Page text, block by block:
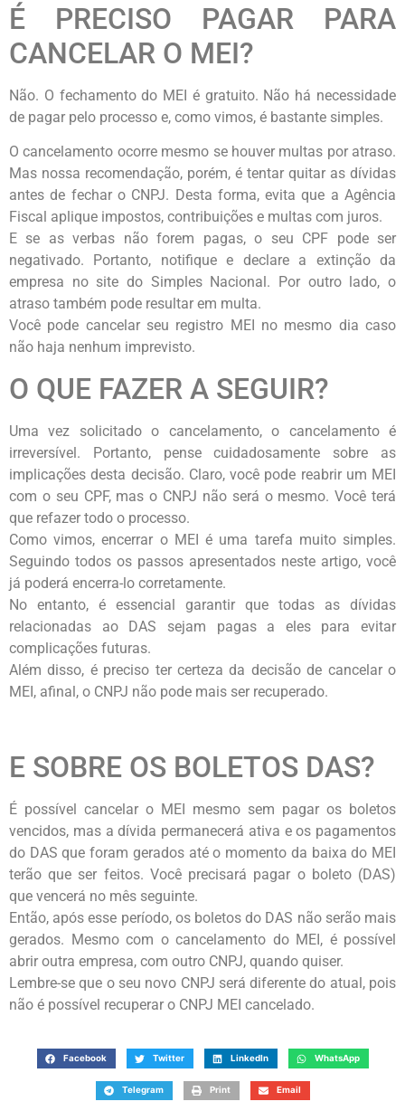
É PRECISO PAGAR PARA
CANCELAR O MEI?
Não. O fechamento do MEI é gratuito. Não há necessidade
de pagar pelo processo e, como vimos, é bastante simples.
O cancelamento ocorre mesmo se houver multas por atraso.
Mas nossa recomendação, porém, é tentar quitar as dívidas
antes de fechar o CNPJ. Desta forma, evita que a Agência
Fiscal aplique impostos, contribuições e multas com juros.
E se as verbas não forem pagas, o seu CPF pode ser
negativado. Portanto, notifique e declare a extinção da
empresa no site do Simples Nacional. Por outro lado, o
atraso também pode resultar em multa.
Você pode cancelar seu registro MEI no mesmo dia caso
não haja nenhum imprevisto.
O QUE FAZER A SEGUIR?
Uma vez solicitado o cancelamento, o cancelamento é
irreversível. Portanto, pense cuidadosamente sobre as
implicações desta decisão. Claro, você pode reabrir um MEI
com o seu CPF, mas o CNPJ não será o mesmo. Você terá
que refazer todo o processo.
Como vimos, encerrar o MEI é uma tarefa muito simples.
Seguindo todos os passos apresentados neste artigo, você
já poderá encerra-lo corretamente.
No entanto, é essencial garantir que todas as dívidas
relacionadas ao DAS sejam pagas a eles para evitar
complicações futuras.
Além disso, é preciso ter certeza da decisão de cancelar o
MEI, afinal, o CNPJ não pode mais ser recuperado.
E SOBRE OS BOLETOS DAS?
É possível cancelar o MEI mesmo sem pagar os boletos
vencidos, mas a dívida permanecerá ativa e os pagamentos
do DAS que foram gerados até o momento da baixa do MEI
terão que ser feitos. Você precisará pagar o boleto (DAS)
que vencerá no mês seguinte.
Então, após esse período, os boletos do DAS não serão mais
gerados. Mesmo com o cancelamento do MEI, é possível
abrir outra empresa, com outro CNPJ, quando quiser.
Lembre-se que o seu novo CNPJ será diferente do atual, pois
não é possível recuperar o CNPJ MEI cancelado.
Facebook Twitter LinkedIn WhatsApp
Telegram Print Email